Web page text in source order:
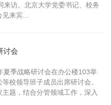
来访。北京大学党委书记、校务
来宾...
讨会
季战略研讨会在办公楼103举
校领导班子成员出席研讨会。
题，结合分管领域工作，深入